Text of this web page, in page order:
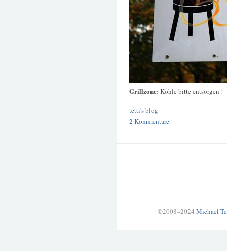
Grillzone: Kohle bitte entsorgen !
tetti's blog
2 Kommentare
©2008–2024 Michael